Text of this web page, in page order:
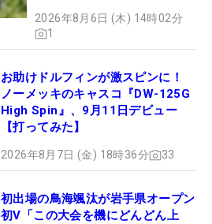
2026年8月6日 (木) 14時02分
1
お助けドルフィンが激スピンに！
ノーメッキのキャスコ『DW-125G
High Spin』、9月11日デビュー
【打ってみた】
2026年8月7日 (金) 18時36分 33
初出場の鳥海颯汰が岩手県オープン
初V「この大会を機にどんどん上